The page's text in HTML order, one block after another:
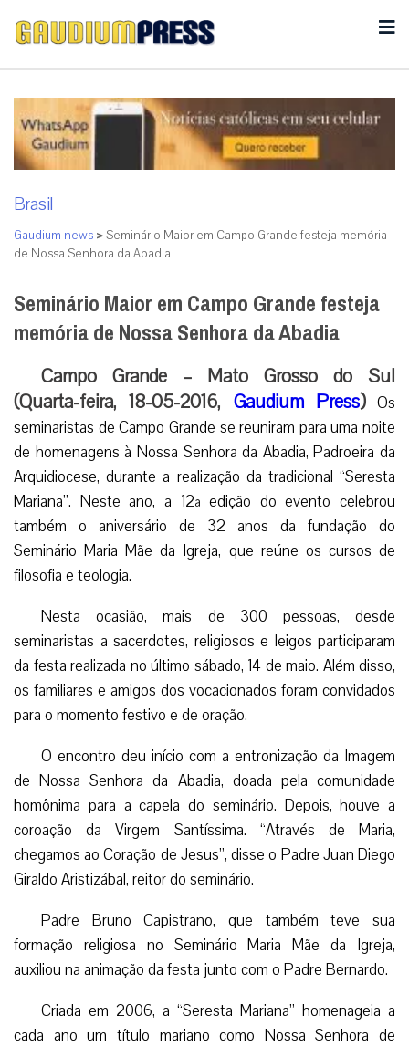
Brasil
Gaudium news >Seminário Maior em Campo Grande festeja memória
de Nossa Senhora da Abadia
Seminário Maior em Campo Grande festeja
memória de Nossa Senhora da Abadia
Campo Grande – Mato Grosso do Sul
(Quarta-feira, 18-05-2016, Gaudium Press)Os
seminaristas de Campo Grande se reuniram para uma noite
de homenagens à Nossa Senhora da Abadia, Padroeira da
Arquidiocese, durante a realização da tradicional “Seresta
Mariana”. Neste ano, a 12ª edição do evento celebrou
também o aniversário de 32 anos da fundação do
Seminário Maria Mãe da Igreja, que reúne os cursos de
filosofia e teologia.
Nesta ocasião, mais de 300 pessoas, desde
seminaristas a sacerdotes, religiosos e leigos participaram
da festa realizada no último sábado, 14 de maio. Além disso,
os familiares e amigos dos vocacionados foram convidados
para o momento festivo e de oração.
O encontro deu início com a entronização da Imagem
de Nossa Senhora da Abadia, doada pela comunidade
homônima para a capela do seminário. Depois, houve a
coroação da Virgem Santíssima. “Através de Maria,
chegamos ao Coração de Jesus”, disse o Padre Juan Diego
Giraldo Aristizábal, reitor do seminário.
Padre Bruno Capistrano, que também teve sua
formação religiosa no Seminário Maria Mãe da Igreja,
auxiliou na animação da festa junto com o Padre Bernardo.
Criada em 2006, a “Seresta Mariana” homenageia a
cada ano um título mariano como Nossa Senhora de